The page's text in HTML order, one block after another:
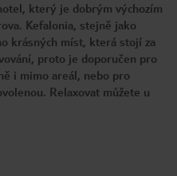
který je dobrým výchozím
Kefalonia, stejně jako
krásných míst, která stojí za
proto je doporučen pro
i mimo areál, nebo pro
Relaxovat můžete u